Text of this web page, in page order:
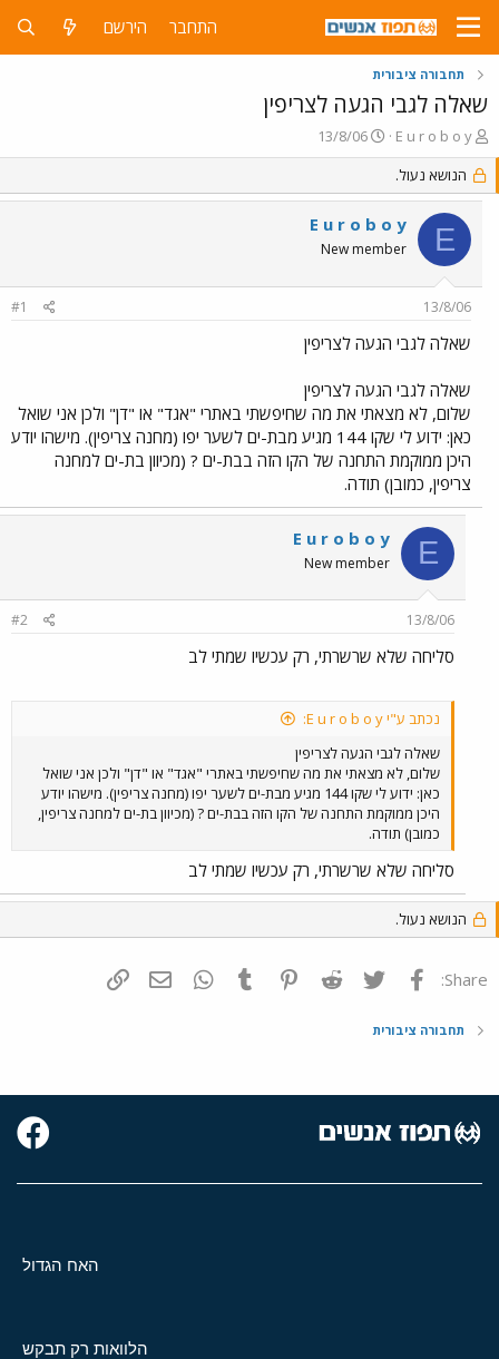
התחבר הירשם
תחבורה ציבורית
שאלה לגבי הגעה לצריפין
פ
ו
ת
ח
נ
E u r o b o y
פ
ו
ס
ם
ב
ת
ך
13/8/06
הנושא נעול.
E
E u r o b o y
New member
13/8/06
#1
שאלה לגבי הגעה לצריפין
שאלה לגבי הגעה לצריפין
שלום, לא מצאתי את מה שחיפשתי באתרי "אגד" או "דן" ולכן אני שואל
כאן: ידוע לי שקו 144 מגיע מבת-ים לשער יפו (מחנה צריפין). מישהו יודע
היכן ממוקמת התחנה של הקו הזה בבת-ים ? (מכיוון בת-ים למחנה
צריפין, כמובן) תודה.
E
E u r o b o y
New member
13/8/06
#2
סליחה שלא שרשרתי, רק עכשיו שמתי לב
נכתב ע"י E u r o b o y:
שאלה לגבי הגעה לצריפין
שלום, לא מצאתי את מה שחיפשתי באתרי "אגד" או "דן" ולכן אני שואל
כאן: ידוע לי שקו 144 מגיע מבת-ים לשער יפו (מחנה צריפין). מישהו יודע
היכן ממוקמת התחנה של הקו הזה בבת-ים ? (מכיוון בת-ים למחנה צריפין,
כמובן) תודה.
סליחה שלא שרשרתי, רק עכשיו שמתי לב
הנושא נעול.
Share: פייסבוק Twitter
Reddit
Pinterest
Tumblr
WhatsAppדואר אלקטרוני
תחבורה ציבורית
האח הגדול
הלוואות רק תבקש